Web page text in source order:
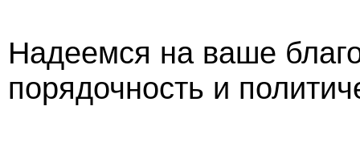
Надеемся на ваше
порядочность и